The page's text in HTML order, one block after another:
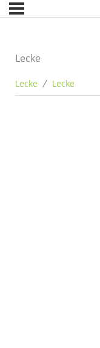
Lecke
Lecke Lecke